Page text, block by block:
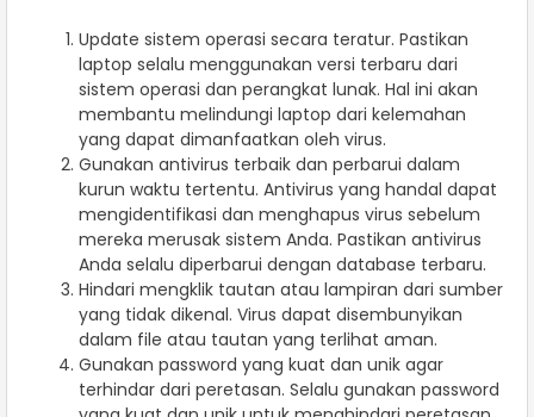
Update sistem operasi secara teratur. Pastikan
laptop selalu menggunakan versi terbaru dari
sistem operasi dan perangkat lunak. Hal ini akan
membantu melindungi laptop dari kelemahan
yang dapat dimanfaatkan oleh virus.
Gunakan antivirus terbaik dan perbarui dalam
kurun waktu tertentu. Antivirus yang handal dapat
mengidentifikasi dan menghapus virus sebelum
mereka merusak sistem Anda. Pastikan antivirus
Anda selalu diperbarui dengan database terbaru.
Hindari mengklik tautan atau lampiran dari sumber
yang tidak dikenal. Virus dapat disembunyikan
dalam file atau tautan yang terlihat aman.
Gunakan password yang kuat dan unik agar
terhindar dari peretasan. Selalu gunakan password